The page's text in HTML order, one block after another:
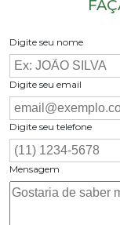
Digite seu nome
Digite seu email
Digite seu telefone
Mensagem